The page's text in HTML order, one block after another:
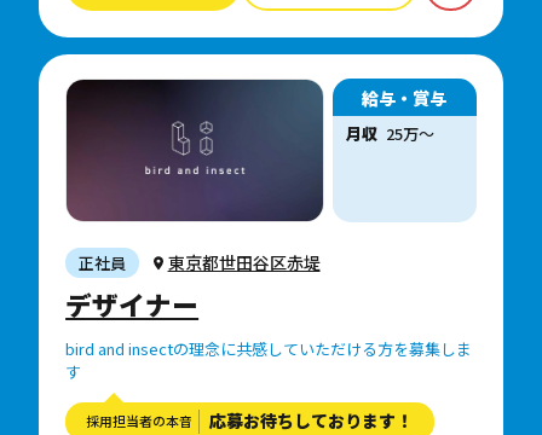
給与・賞与
月収 25万〜
正社員 東京都世田谷区赤堤
デザイナー
bird and insectの理念に共感していただける方を募集しま
す
採用担当者の本音 応募お待ちしております！